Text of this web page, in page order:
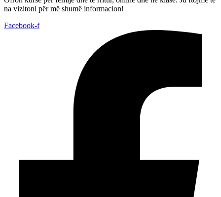
na vizitoni për më shumë informacion!
Facebook-f